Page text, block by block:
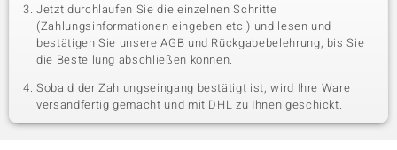
Jetzt durchlaufen Sie die einzelnen Schritte
(Zahlungsinformationen eingeben etc.) und lesen und
bestätigen Sie unsere AGB und Rückgabebelehrung, bis Sie
die Bestellung abschließen können.
Sobald der Zahlungseingang bestätigt ist, wird Ihre Ware
versandfertig gemacht und mit DHL zu Ihnen geschickt.